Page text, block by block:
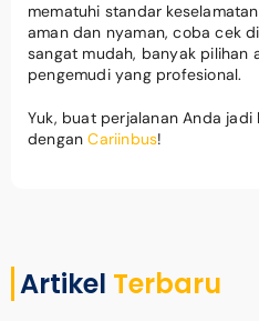
mematuhi standar
aman dan nyaman, coba cek di
sangat mudah, banyak pilihan
pengemudi yang profesional.
Yuk, buat perjalanan Anda
denganCariinbus!
Artikel Terbaru